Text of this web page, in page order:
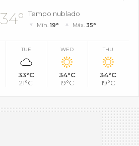
34° Tempo nublado
Mín.19° Máx. 35°
TUE
33°C
21°C
WED
34°C
19°C
THU
34°C
19°C